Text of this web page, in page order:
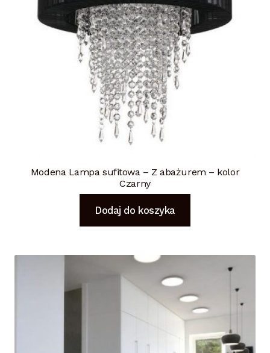
Modena Lampa sufitowa – Z abażurem – kolor
Czarny
Dodaj do koszyka